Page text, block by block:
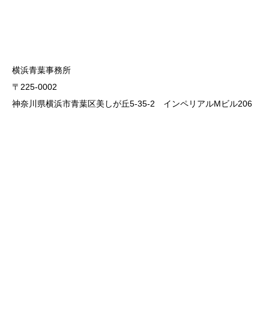
横浜青葉事務所
〒225-0002
神奈川県横浜市青葉区美しが丘5-35-2 インペリアルMビル206